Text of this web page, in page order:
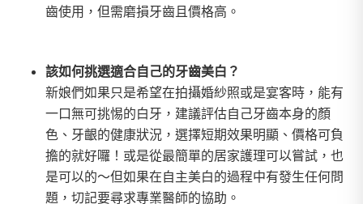
齒使用，但需磨損牙齒且價格高。
該如何挑選適合自己的牙齒美白？
新娘們如果只是希望在拍攝婚紗照或是宴客時，能有
一口無可挑惕的白牙，建議評估自己牙齒本身的顏
色、牙齦的健康狀況，選擇短期效果明顯、價格可負
擔的就好囉！或是從最簡單的居家護理可以嘗試，也
是可以的～但如果在自主美白的過程中有發生任何問
題，切記要尋求專業醫師的協助。